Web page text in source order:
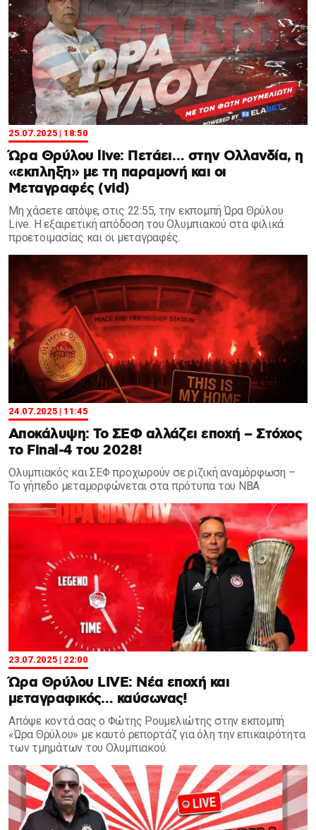
25.07.2025 | 18:50
Ώρα Θρύλου live: Πετάει… στην Ολλανδία, η
«εκπληξη» με τη παραμονή και οι
Μεταγραφές (vid)
Μη χάσετε απόψε, στις 22:55, την εκπομπή Ώρα Θρύλου
Live. Η εξαιρετική απόδοση του Ολυμπιακού στα φιλικά
προετοιμασίας και οι μεταγραφές.
24.07.2025 | 11:45
Αποκάλυψη: Το ΣΕΦ αλλάζει εποχή – Στόχος
το Final-4 του 2028!
Ολυμπιακός και ΣΕΦ προχωρούν σε ριζική αναμόρφωση –
Το γήπεδο μεταμορφώνεται στα πρότυπα του NBA
23.07.2025 | 22:00
Ώρα Θρύλου LIVE: Nέα εποχή και
μεταγραφικός… καύσωνας!
Απόψε κοντά σας ο Φώτης Ρουμελιώτης στην εκπομπή
«Ώρα Θρύλου» με καυτό ρεπορτάζ για όλη την επικαιρότητα
των τμημάτων του Ολυμπιακού.